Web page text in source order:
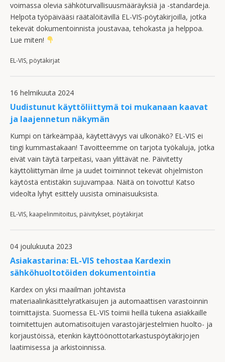
voimassa olevia sähköturvallisuusmääräyksiä ja -standardeja.
Helpota työpäivääsi räätälöitävillä EL-VIS-pöytäkirjoilla, jotka
tekevät dokumentoinnista joustavaa, tehokasta ja helppoa.
Lue miten!
EL-VIS, pöytäkirjat
16 helmikuuta 2024
Uudistunut käyttöliittymä toi mukanaan kaavat
ja laajennetun näkymän
Kumpi on tärkeämpää, käytettävyys vai ulkonäkö? EL-VIS ei
tingi kummastakaan! Tavoitteemme on tarjota työkaluja, jotka
eivät vain täytä tarpeitasi, vaan ylittävät ne. Päivitetty
käyttöliittymän ilme ja uudet toiminnot tekevät ohjelmiston
käytöstä entistäkin sujuvampaa. Näitä on toivottu! Katso
videolta lyhyt esittely uusista ominaisuuksista.
EL-VIS, kaapelinmitoitus, päivitykset, pöytäkirjat
04 joulukuuta 2023
Asiakastarina: EL-VIS tehostaa Kardexin
sähköhuoltotöiden dokumentointia
Kardex on yksi maailman johtavista
materiaalinkäsittelyratkaisujen ja automaattisen varastoinnin
toimittajista. Suomessa EL-VIS toimii heillä tukena asiakkaille
toimitettujen automatisoitujen varastojärjestelmien huolto- ja
korjaustöissä, etenkin käyttöönottotarkastuspöytäkirjojen
laatimisessa ja arkistoinnissa.